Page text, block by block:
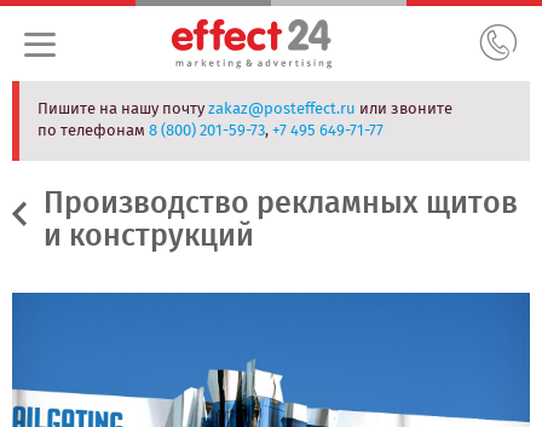
Пишите на нашу почтуzakaz@posteffect.ru или звоните
по телефонам8 (800) 201-59-73,+7 495 649-71-77
Производство рекламных щитов
и конструкций